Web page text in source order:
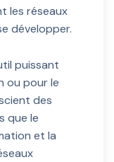
les réseaux
développer.
puissant
ou pour le
des
que le
et la